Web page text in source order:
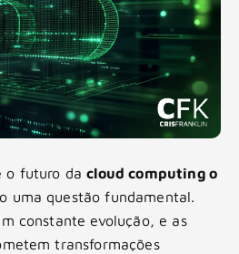
o futuro dacloud computing o
uma questão fundamental.
constante evolução, e as
transformações